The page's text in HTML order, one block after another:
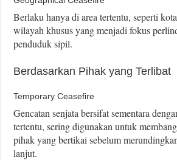
Berlaku hanya di area tertentu, seperti
wilayah khusus yang menjadi fokus
penduduk sipil.
Berdasarkan Pihak yang Terlibat
Temporary Ceasefire
Gencatan senjata bersifat sementara
tertentu, sering digunakan untuk
pihak yang bertikai sebelum
lanjut.